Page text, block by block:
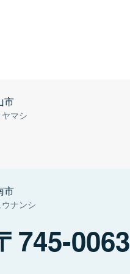
市
ヤマシ
市
ナンシ
745-0063